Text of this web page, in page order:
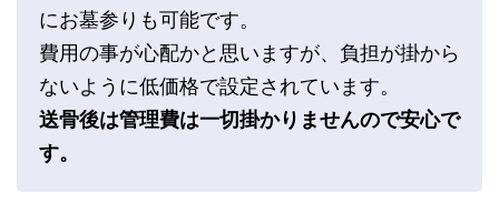
にお墓参りも可能です。
費用の事が心配かと思いますが、負担が掛から
ないように低価格で設定されています。
送骨後は管理費は一切掛かりませんので安心で
す。